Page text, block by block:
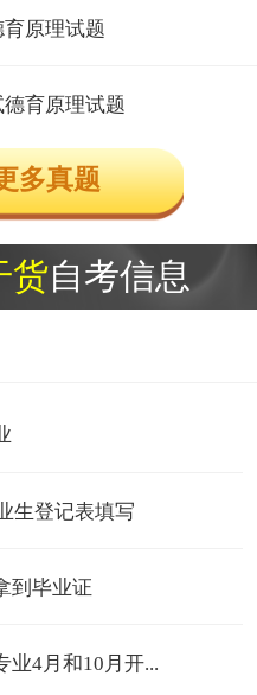
原理试题
育原理试题
多真题
货自考信息
生登记表填写
到毕业证
业4月和10月开...